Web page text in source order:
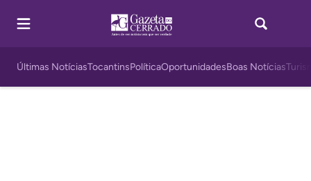
Últimas NotíciasTocantinsPolíticaOportunidadesBoas Notícias